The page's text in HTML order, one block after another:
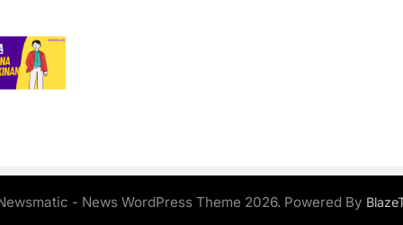
- News WordPress Theme 2026. Powered By